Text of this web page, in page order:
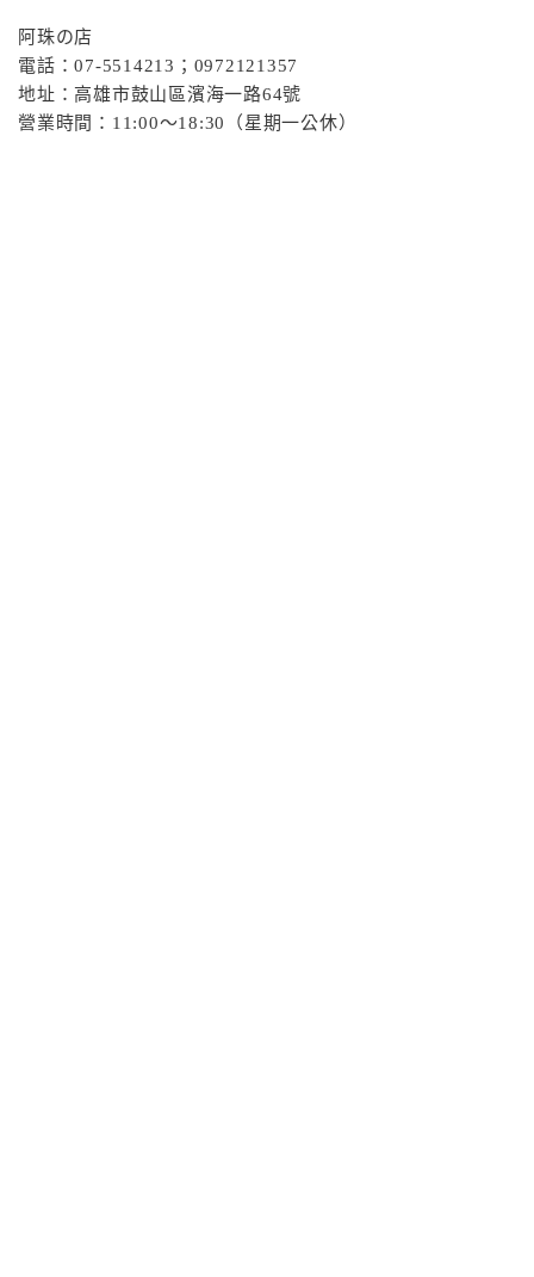
阿珠の店
電話：07-5514213；0972121357
地址：高雄市鼓山區濱海一路64號
營業時間：11:00～18:30（星期一公休）